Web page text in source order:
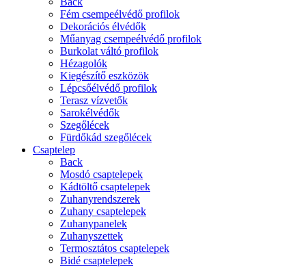
Fém csempeélvédő profilok
Dekorációs élvédők
Műanyag csempeélvédő profilok
Burkolat váltó profilok
Hézagolók
Kiegészítő eszközök
Lépcsőélvédő profilok
Terasz vízvetők
Sarokélvédők
Szegőlécek
Fürdőkád szegőlécek
Csaptelep
Back
Mosdó csaptelepek
Kádtöltő csaptelepek
Zuhanyrendszerek
Zuhany csaptelepek
Zuhanypanelek
Zuhanyszettek
Termosztátos csaptelepek
Bidé csaptelepek